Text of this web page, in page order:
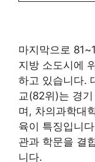
마지막으로
지방 소도시에
하고 있습니다.
교(82위)는 경
며, 차의과학대
육이 특징입니
관과 학문을 결
니다.